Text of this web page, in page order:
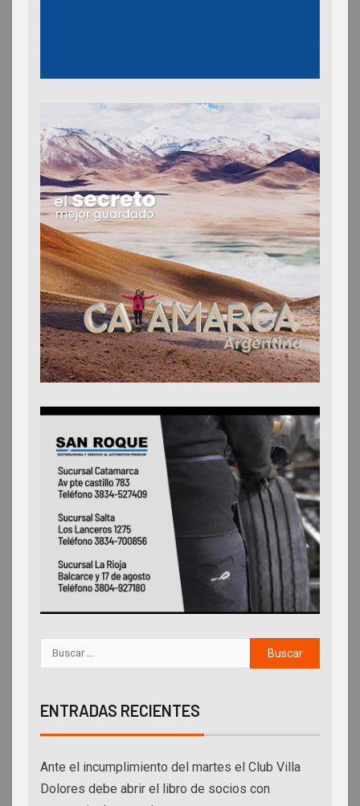
ENTRADAS RECIENTES
Ante el incumplimiento del martes el Club Villa
Dolores debe abrir el libro de socios con